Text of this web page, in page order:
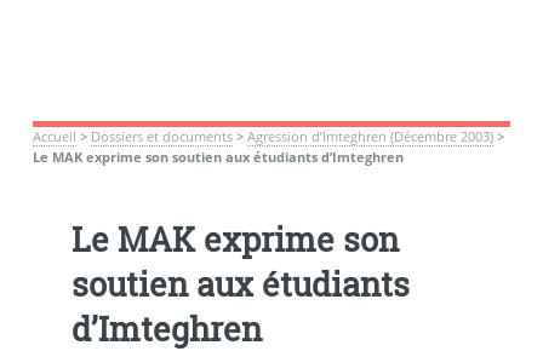
Accueil > Dossiers et documents> Agression d’Imteghren (Décembre 2003)>
Le MAK exprime son soutien aux étudiants d’Imteghren
Le MAK exprime son
soutien aux étudiants
d’Imteghren